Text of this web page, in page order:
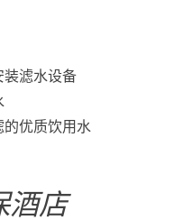
装滤水设备
的优质饮用水
酒店